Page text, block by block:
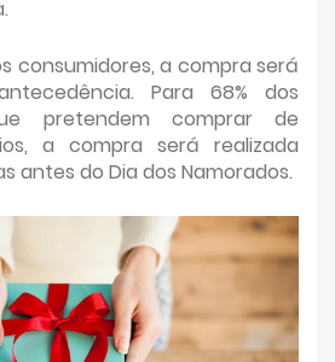
consumidores, a compra será
Para 68% dos
pretendem comprar de
a compra será realizada
antes do Dia dos Namorados.